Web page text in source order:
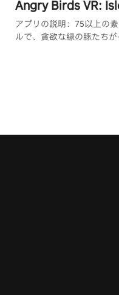
Angry Birds VR:
アプリの説明：75以上の
ルで、貪欲な緑の豚たち